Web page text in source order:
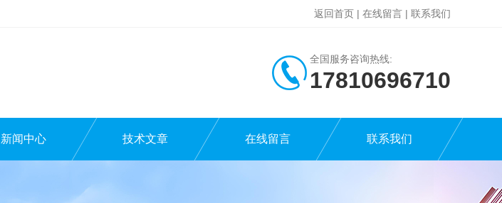
返回首页 | 在线留言 | 联系我们
全国服务咨询热线:
17810696710
新闻中心 技术文章 在线留言 联系我们